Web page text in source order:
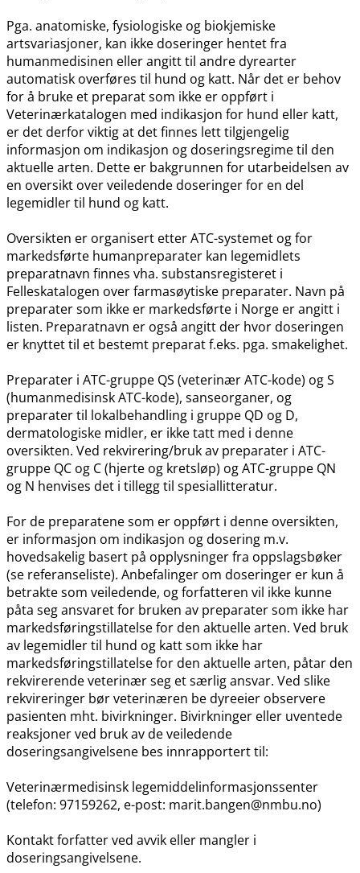
Pga. anatomiske, fysiologiske og biokjemiske
artsvariasjoner, kan ikke doseringer hentet fra
humanmedisinen eller angitt til andre dyrearter
automatisk overføres til hund og katt. Når det er behov
for å bruke et preparat som ikke er oppført i
Veterinærkatalogen med indikasjon for hund eller katt,
er det derfor viktig at det finnes lett tilgjengelig
informasjon om indikasjon og doseringsregime til den
aktuelle arten. Dette er bakgrunnen for utarbeidelsen av
en oversikt over veiledende doseringer for en del
legemidler til hund og katt.
Oversikten er organisert etter ATC-systemet og for
markedsførte humanpreparater kan legemidlets
preparatnavn finnes vha. substansregisteret i
Felleskatalogen over farmasøytiske preparater. Navn på
preparater som ikke er markedsførte i Norge er angitt i
listen. Preparatnavn er også angitt der hvor doseringen
er knyttet til et bestemt preparat f.eks. pga. smakelighet.
Preparater i ATC-gruppe QS (veterinær ATC-kode) og S
(humanmedisinsk ATC-kode), sanseorganer, og
preparater til lokalbehandling i gruppe QD og D,
dermatologiske midler, er ikke tatt med i denne
oversikten. Ved rekvirering​/​bruk av preparater i ATC-
gruppe QC og C (hjerte og kretsløp) og ATC-gruppe QN
og N henvises det i tillegg til spesiallitteratur.
For de preparatene som er oppført i denne oversikten,
er informasjon om indikasjon og dosering m.v.
hovedsakelig basert på opplysninger fra oppslagsbøker
(se referanseliste). Anbefalinger om doseringer er kun å
betrakte som veiledende, og forfatteren vil ikke kunne
påta seg ansvaret for bruken av preparater som ikke har
markedsføringstillatelse for den aktuelle arten. Ved bruk
av legemidler til hund og katt som ikke har
markedsføringstillatelse for den aktuelle arten, påtar den
rekvirerende veterinær seg et særlig ansvar. Ved slike
rekvireringer bør veterinæren be dyreeier observere
pasienten mht. bivirkninger. Bivirkninger eller uventede
reaksjoner ved bruk av de veiledende
doseringsangivelsene bes innrapportert til:
Veterinærmedisinsk legemiddelinformasjonssenter
(telefon: 97159262, e-post: marit.bangen@nmbu.no)
Kontakt forfatter ved avvik eller mangler i
doseringsangivelsene.